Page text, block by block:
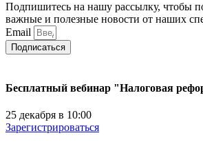
Подпишитесь на нашу рассылку, чтобы
важные и полезные новости от наших
Email
Подписаться
Бесплатный вебинар "Налоговая
25 декабря в 10:00
Зарегистрироваться